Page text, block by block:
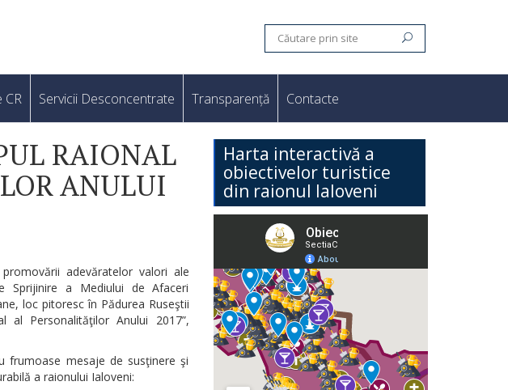
CR Servicii Desconcentrate Transparență Contacte
RAIONAL
ANULUI
adevăratelor valori ale
Sprijinire a Mediului de Afaceri
loc pitoresc în Pădurea Ruseştii
al Personalităţilor Anului 2017”,
frumoase mesaje de susţinere şi
a raionului Ialoveni:
Harta interactivă a
obiectivelor turistice
din raionul Ialoveni